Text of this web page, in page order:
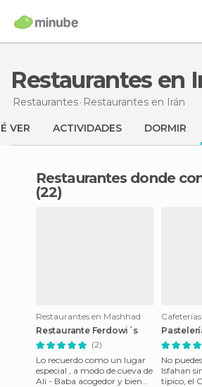
Restaurantes en
Restaurantes Restaurantes en Irán
VER ACTIVIDADES DORMIR
Restaurantes donde comer en Irán
(22)
Restaurantes en Mashhad
Restaurante Ferdowi´s
(2)
Lo recuerdo como un lugar
especial , a modo de cueva de
Ali - Baba acogedor y bien
No
Isfahan
típico, el